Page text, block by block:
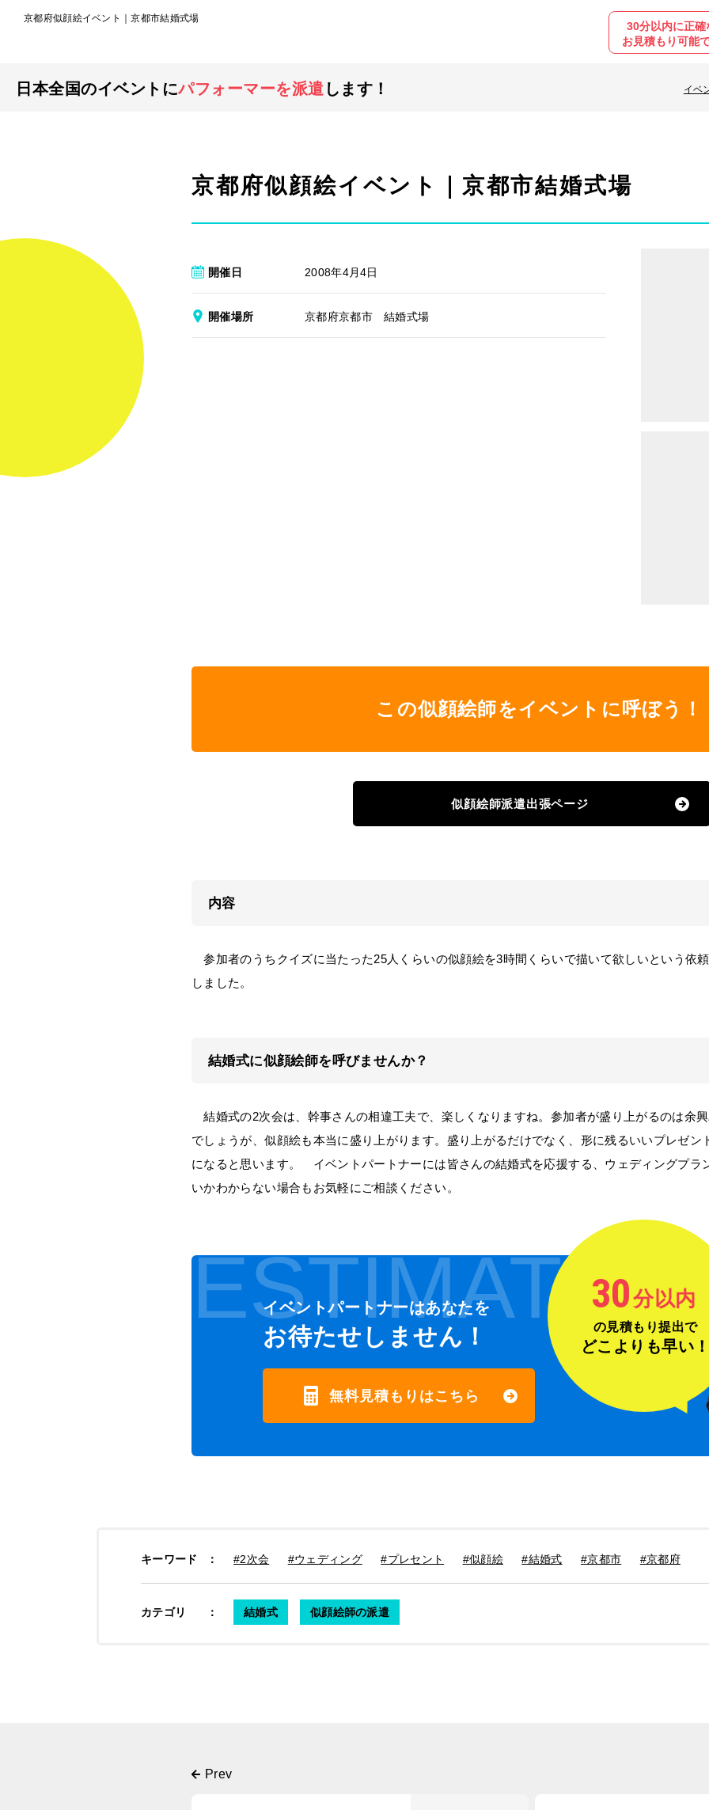
京都府似顔絵イベント｜京都市結婚式場
30分以内に正確
お見積もり可能
日本全国のイベントにパフォーマーを派遣 します！ イベ
京都府似顔絵イベント｜京都市結婚式場
開催日 2008年4月4日
開催場所 京都府京都市 結婚式場
この似顔絵師をイベントに呼ぼう！
似顔絵師派遣出張ページ
内容
参加者のうちクイズに当たった25人くらいの似顔絵を3時間くらいで描いて欲しいという依
しました。
結婚式に似顔絵師を呼びませんか？
結婚式の2次会は、幹事さんの相違工夫で、楽しくなりますね。参加者が盛り上がるのは余
でしょうが、似顔絵も本当に盛り上がります。盛り上がるだけでなく、形に残るいいプレゼン
になると思います。 イベントパートナーには皆さんの結婚式を応援する、ウェディングプラ
いかわからない場合もお気軽にご相談ください。
ESTIMATE
イベントパートナーはあなたを
お待たせしません！
無料見積もりはこちら
30分以内
の見積もり提出で
どこよりも早い
キーワード ： #2次会 #ウェディング #プレセント #似顔絵 #結婚式 #京都市 #京都府
カテゴリ ： 結婚式 似顔絵師の派遣